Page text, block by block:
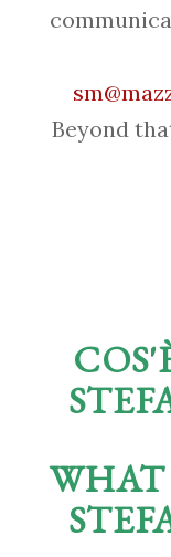
Beyond